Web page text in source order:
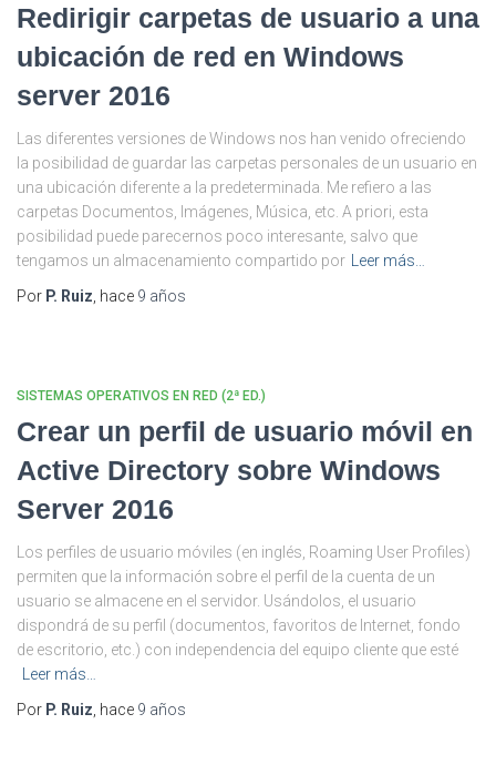
Redirigir carpetas de usuario a una
ubicación de red en Windows
server 2016
Las diferentes versiones de Windows nos han venido ofreciendo
la posibilidad de guardar las carpetas personales de un usuario en
una ubicación diferente a la predeterminada. Me refiero a las
carpetas Documentos, Imágenes, Música, etc. A priori, esta
posibilidad puede parecernos poco interesante, salvo que
tengamos un almacenamiento compartido por
Leer más…
Por P. Ruiz , hace 9 años
SISTEMAS OPERATIVOS EN RED (2ª ED.)
Crear un perfil de usuario móvil en
Active Directory sobre Windows
Server 2016
Los perfiles de usuario móviles (en inglés, Roaming User Profiles)
permiten que la información sobre el perfil de la cuenta de un
usuario se almacene en el servidor. Usándolos, el usuario
dispondrá de su perfil (documentos, favoritos de Internet, fondo
de escritorio, etc.) con independencia del equipo cliente que esté
Leer más…
Por P. Ruiz , hace 9 años